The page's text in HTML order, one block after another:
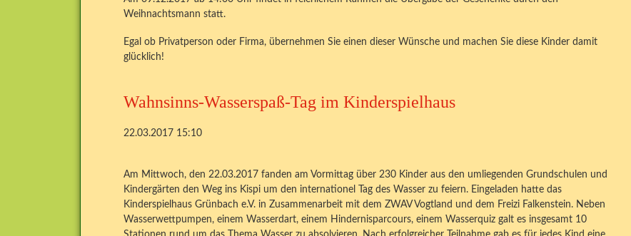
Weihnachtsmann statt.
Egal ob Privatperson oder Firma, übernehmen Sie einen dieser Wünsche und machen Sie diese Kinder damit
glücklich!
Wahnsinns-Wasserspaß-Tag im Kinderspielhaus
22.03.2017 15:10
Am Mittwoch, den 22.03.2017 fanden am Vormittag über 230 Kinder aus den umliegenden Grundschulen und
Kindergärten den Weg ins Kispi um den internationel Tag des Wasser zu feiern. Eingeladen hatte das
Kinderspielhaus Grünbach e.V. in Zusammenarbeit mit dem ZWAV Vogtland und dem Freizi Falkenstein. Neben
Wasserwettpumpen, einem Wasserdart, einem Hindernisparcours, einem Wasserquiz galt es insgesamt 10